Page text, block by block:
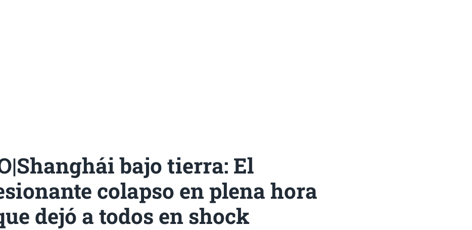
bajo tierra: El
colapso en plena hora
dejó a todos en shock